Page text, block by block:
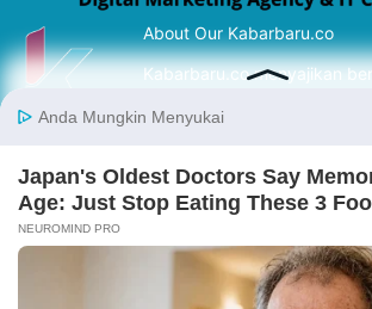
About Our Kabarbaru.co
Kabarbaru.co menyajikan
serta terverifikasi dari
Follow Kabarbaru